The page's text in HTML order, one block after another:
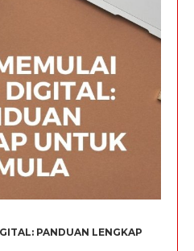
PANDUAN LENGKAP